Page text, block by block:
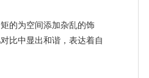
的为空间添加杂乱的饰
比中显出和谐，表达着自